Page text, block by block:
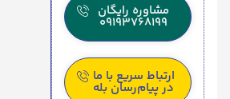
مشاوره رایگان
09193768199
ارتباط سریع با ما
در پیام‌رسان بله